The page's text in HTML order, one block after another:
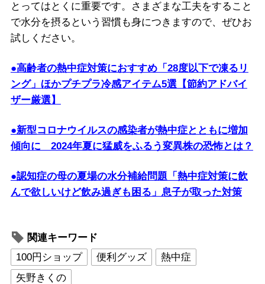
とってはとくに重要です。さまざまな工夫をすること
で水分を摂るという習慣も身につきますので、ぜひお
試しください。
●高齢者の熱中症対策におすすめ「28度以下で凍るリ
ング」ほかプチプラ冷感アイテム5選【節約アドバイ
ザー厳選】
●新型コロナウイルスの感染者が熱中症とともに増加
傾向に 2024年夏に猛威をふるう変異株の恐怖とは？
●認知症の母の夏場の水分補給問題「熱中症対策に飲
んで欲しいけど飲み過ぎも困る」息子が取った対策
関連キーワード
100円ショップ
便利グッズ
熱中症
矢野きくの